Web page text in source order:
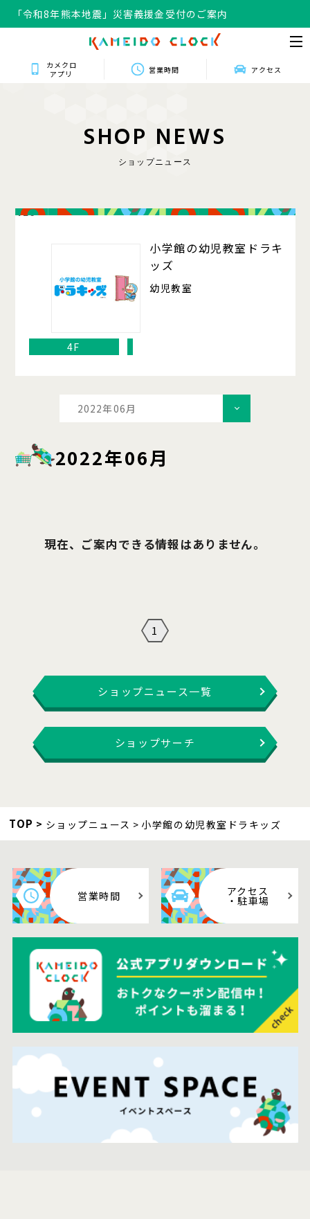
「令和8年熊本地震」災害義援金受付のご案内
カメクロ
アプリ
営業時間 アクセス
SHOP NEWS
ショップニュース
420
小学館の幼児教室ドラキ
ッズ
幼児教室
4F
2022年06月
2022年06月
現在、ご案内できる情報はありません。
1
ショップニュース一覧
ショップサーチ
TOP ショップニュース 小学館の幼児教室ドラキッズ
営業時間 アクセス
・駐車場